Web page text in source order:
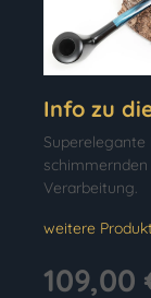
Info zu
Superelegante
Verarbeitung.
weitere
109,00